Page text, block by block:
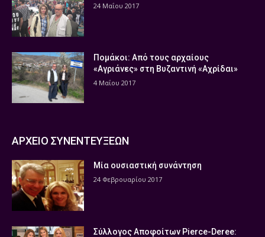
24 Μαΐου 2017
Πομάκοι: Από τους αρχαίους
«Αγριάνες» στη Βυζαντινή «Αχρίδαι»
4 Μαΐου 2017
ΑΡΧΕΙΟ ΣΥΝΕΝΤΕΥΞΕΩΝ
Μία ουσιαστική συνάντηση
24 Φεβρουαρίου 2017
Σύλλογος Αποφοίτων Pierce-Deree: